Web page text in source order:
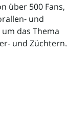
über 500 Fans,
und
das Thema
und Züchtern.